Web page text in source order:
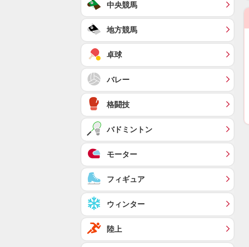
中央競馬
地方競馬
卓球
バレー
格闘技
バドミントン
モーター
フィギュア
ウィンター
陸上